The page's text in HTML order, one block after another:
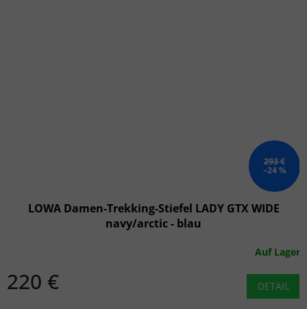
293 €
–24 %
LOWA Damen-Trekking-Stiefel LADY GTX WIDE
navy/arctic - blau
Auf Lager
220 € DETAIL